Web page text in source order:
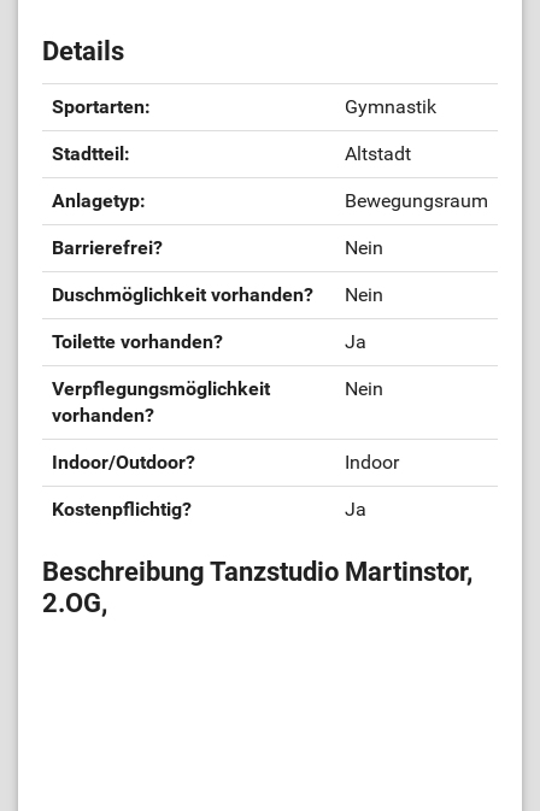
Details
Sportarten: Gymnastik
Stadtteil: Altstadt
Anlagetyp: Bewegungsraum
Barrierefrei? Nein
Duschmöglichkeit vorhanden? Nein
Toilette vorhanden? Ja
Verpflegungsmöglichkeit
vorhanden?
Nein
Indoor/Outdoor? Indoor
Kostenpflichtig? Ja
Beschreibung Tanzstudio Martinstor,
2.OG,